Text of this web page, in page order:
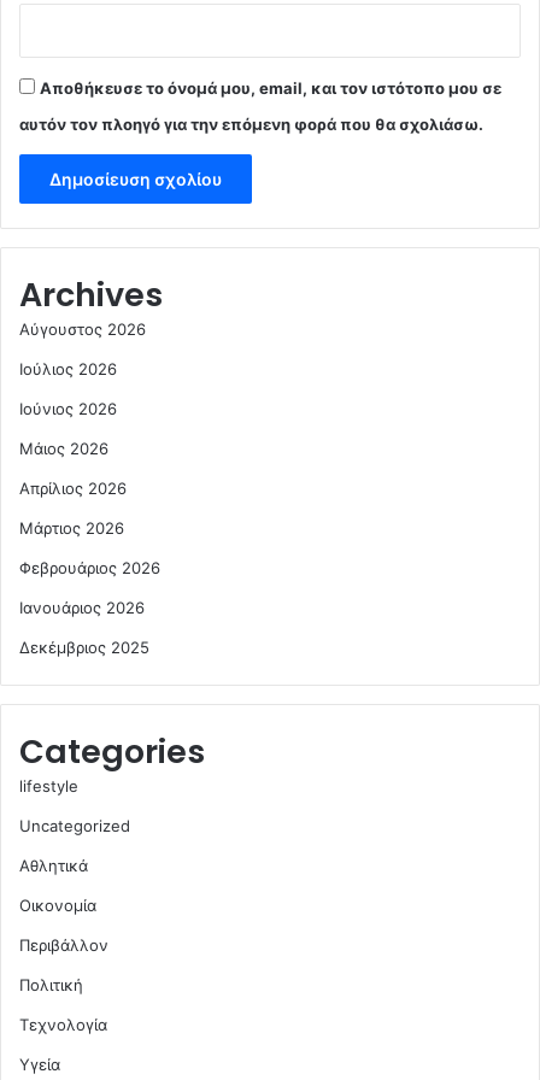
Αποθήκευσε το όνομά μου, email, και τον ιστότοπο μου σε
αυτόν τον πλοηγό για την επόμενη φορά που θα σχολιάσω.
Archives
Αύγουστος 2026
Ιούλιος 2026
Ιούνιος 2026
Μάιος 2026
Απρίλιος 2026
Μάρτιος 2026
Φεβρουάριος 2026
Ιανουάριος 2026
Δεκέμβριος 2025
Categories
lifestyle
Uncategorized
Αθλητικά
Οικονομία
Περιβάλλον
Πολιτική
Τεχνολογία
Υγεία